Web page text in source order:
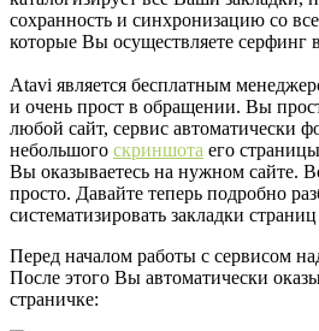
сохранность и синхронизацию со
которые Вы осуществляете серфинг
Atavi является бесплатным
и очень прост в обращении. Вы
любой сайт, сервис автоматически
небольшого скриншота его
Вы оказываетесь на нужном сайте.
просто. Давайте теперь подробно
систематизировать закладки
Перед началом работы с сервисом
После этого Вы автоматически
страничке: